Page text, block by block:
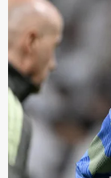
Çerezlere ilişkin
vasıtasıyla
için Ayarlar
Metnimizi
6698 sayılı
hazırlanmış
ilgili mevzuata